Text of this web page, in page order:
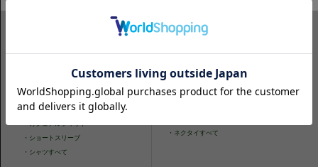
・タイトフィット
・レギュラーフィット
・ ショートスリーブ
・ シャツすべて
タイトフィット
・ニットシャツすべて
・ ネクタイすべて